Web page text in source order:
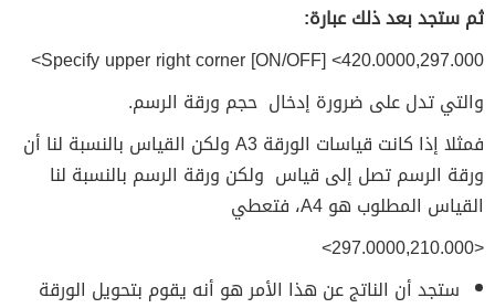
ثم ستجد بعد ذلك عبارة:
Specify upper right corner [ON/OFF] <420.0000,297.000>
والتي تدل على ضرورة إدخال حجم ورقة الرسم.
فمثلا إذا كانت قياسات الورقة A3 ولكن القياس بالنسبة لنا أن
ورقة الرسم تصل إلى قياس ولكن ورقة الرسم بالنسبة لنا
القياس المطلوب هو A4، فتعطي
<297.0000,210.000>
ستجد أن الناتج عن هذا الأمر هو أنه يقوم بتحويل الورقة